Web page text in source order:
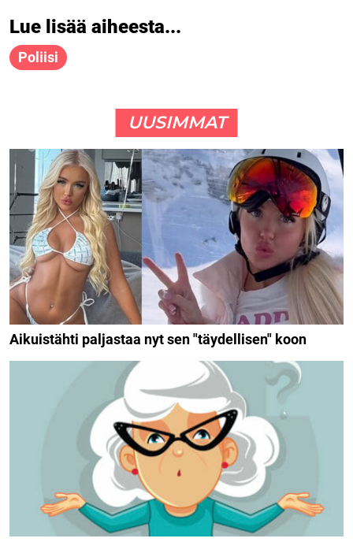
Lue lisää aiheesta...
Poliisi
UUSIMMAT
Aikuistähti paljastaa nyt sen "täydellisen" koon